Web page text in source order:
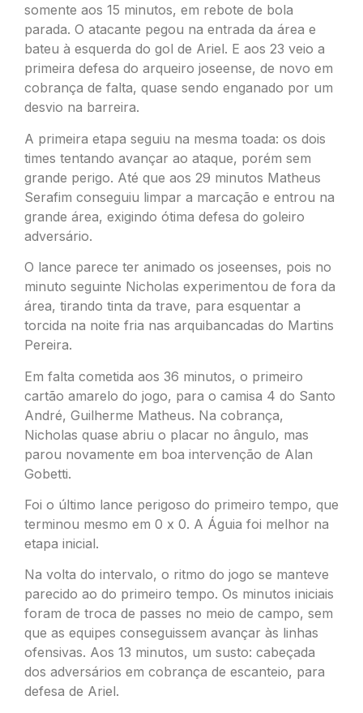
somente aos 15 minutos, em rebote de bola
parada. O atacante pegou na entrada da área e
bateu à esquerda do gol de Ariel. E aos 23 veio a
primeira defesa do arqueiro joseense, de novo em
cobrança de falta, quase sendo enganado por um
desvio na barreira.
A primeira etapa seguiu na mesma toada: os dois
times tentando avançar ao ataque, porém sem
grande perigo. Até que aos 29 minutos Matheus
Serafim conseguiu limpar a marcação e entrou na
grande área, exigindo ótima defesa do goleiro
adversário.
O lance parece ter animado os joseenses, pois no
minuto seguinte Nicholas experimentou de fora da
área, tirando tinta da trave, para esquentar a
torcida na noite fria nas arquibancadas do Martins
Pereira.
Em falta cometida aos 36 minutos, o primeiro
cartão amarelo do jogo, para o camisa 4 do Santo
André, Guilherme Matheus. Na cobrança,
Nicholas quase abriu o placar no ângulo, mas
parou novamente em boa intervenção de Alan
Gobetti.
Foi o último lance perigoso do primeiro tempo, que
terminou mesmo em 0 x 0. A Águia foi melhor na
etapa inicial.
Na volta do intervalo, o ritmo do jogo se manteve
parecido ao do primeiro tempo. Os minutos iniciais
foram de troca de passes no meio de campo, sem
que as equipes conseguissem avançar às linhas
ofensivas. Aos 13 minutos, um susto: cabeçada
dos adversários em cobrança de escanteio, para
defesa de Ariel.